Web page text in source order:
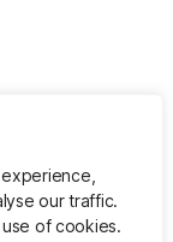
our traffic.
of cookies.
Nach oben